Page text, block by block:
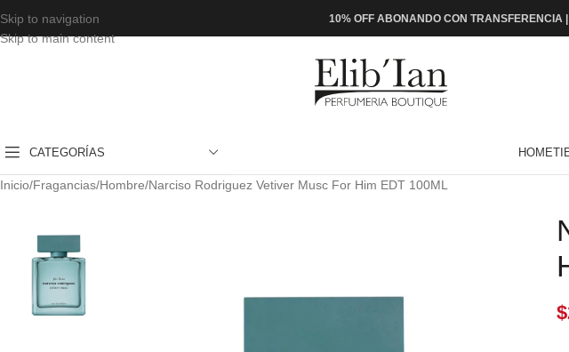
Skip to navigation
Skip to main content
10% OFF ABONANDO CON TRANSFERENCIA
CATEGORÍAS HOME
Inicio Fragancias Hombre Narciso Rodriguez Vetiver Musc For Him EDT 100ML
$